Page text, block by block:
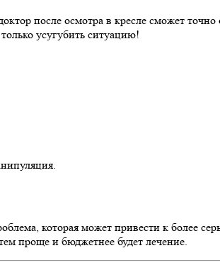
после осмотра в кресле сможет
усугубить ситуацию!
которая может привести к более
проще и бюджетнее будет лечение.